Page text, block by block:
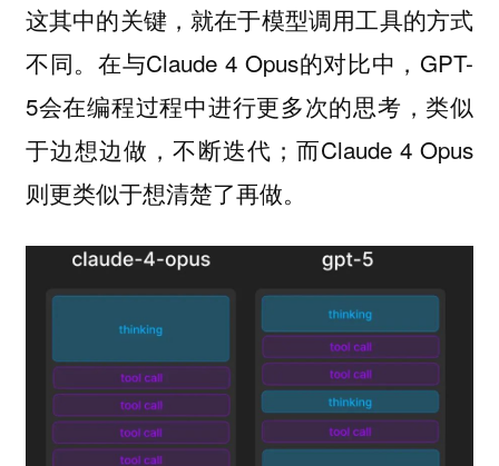
这其中的关键，就在于模型调用工具的方式
不同。在与Claude 4 Opus的对比中，GPT-
5会在编程过程中进行更多次的思考，类似
于边想边做，不断迭代；而Claude 4 Opus
则更类似于想清楚了再做。